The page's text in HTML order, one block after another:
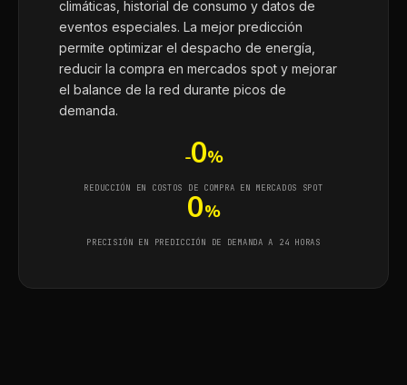
climáticas, historial de consumo y datos de
eventos especiales. La mejor predicción
permite optimizar el despacho de energía,
reducir la compra en mercados spot y mejorar
el balance de la red durante picos de
demanda.
-0%
REDUCCIÓN EN COSTOS DE COMPRA EN MERCADOS SPOT
0%
PRECISIÓN EN PREDICCIÓN DE DEMANDA A 24 HORAS